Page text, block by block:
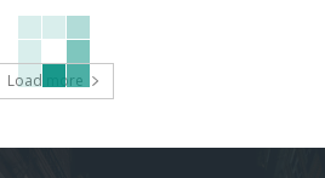
Load more